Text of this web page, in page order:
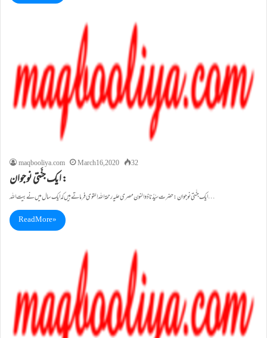
maqbooliya.com March 16, 2020 32
ایک جنَّتی نوجوان :
ایک جنَّتی نوجوان : حضرت سیِّدُنا ذوالنون مصری علیہ رحمۃاللہ القوی فرماتے ہیں کہ ایک سال میں نے بیت اللہ…
Read More »